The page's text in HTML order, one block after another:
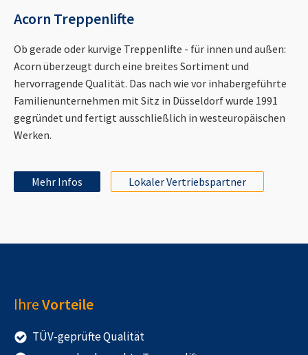
Acorn Treppenlifte
Ob gerade oder kurvige Treppenlifte - für innen und außen:
Acorn überzeugt durch eine breites Sortiment und
hervorragende Qualität. Das nach wie vor inhabergeführte
Familienunternehmen mit Sitz in Düsseldorf wurde 1991
gegründet und fertigt ausschließlich in westeuropäischen
Werken.
Mehr Infos Lokaler Vertriebspartner
IhreVorteile
TÜV-geprüfte Qualität